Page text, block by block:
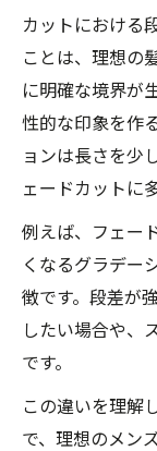
カットにおける
ことは、理想の
に明確な境界が
性的な印象を作
ョンは長さを少
ェードカットに
例えば、フェー
くなるグラデー
徴です。段差が
したい場合や、
です。
この違いを理解
で、理想のメン